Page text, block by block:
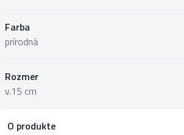
Farba
prírodná
Rozmer
v.15 cm
O produkte